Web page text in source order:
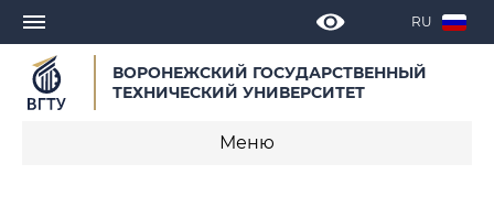
RU
ВОРОНЕЖСКИЙ ГОСУДАРСТВЕННЫЙ
ТЕХНИЧЕСКИЙ УНИВЕРСИТЕТ
Меню